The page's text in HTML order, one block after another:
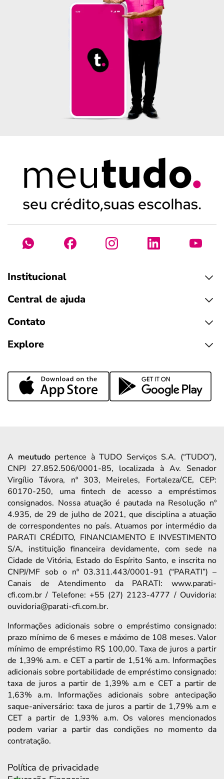
Institucional
Central de ajuda
Contato
Explore
A meutudopertence à TUDO Serviços S.A. (“TUDO”),
CNPJ 27.852.506/0001-85, localizada à Av. Senador
Virgílio Távora, nº 303, Meireles, Fortaleza/CE, CEP:
60170-250, uma fintech de acesso a empréstimos
consignados. Nossa atuação é pautada na Resolução nº
4.935, de 29 de julho de 2021, que disciplina a atuação
de correspondentes no país. Atuamos por intermédio da
PARATI CRÉDITO, FINANCIAMENTO E INVESTIMENTO
S/A, instituição financeira devidamente, com sede na
Cidade de Vitória, Estado do Espírito Santo, e inscrita no
CNPJ/MF sob o nº 03.311.443/0001-91 (“PARATI”) –
Canais de Atendimento da PARATI: www.parati-
cfi.com.br / Telefone: +55 (27) 2123-4777 / Ouvidoria:
ouvidoria@parati-cfi.com.br.
Informações adicionais sobre o empréstimo consignado:
prazo mínimo de 6 meses e máximo de 108 meses. Valor
mínimo de empréstimo R$ 100,00. Taxa de juros a partir
de 1,39% a.m. e CET a partir de 1,51% a.m. Informações
adicionais sobre portabilidade de empréstimo consignado:
taxa de juros a partir de 1,39% a.m e CET a partir de
1,63% a.m. Informações adicionais sobre antecipação
saque-aniversário: taxa de juros a partir de 1,79% a.m e
CET a partir de 1,93% a.m. Os valores mencionados
podem variar a partir das condições no momento da
contratação.
Política de privacidade